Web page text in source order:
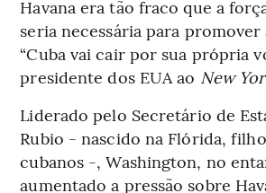
Havana era tão fraco que a
seria necessária para promover
“Cuba vai cair por sua própria
presidente dos EUA ao New
Liderado pelo Secretário de
Rubio - nascido na Flórida,
cubanos -, Washington, no
aumentado a pressão sobre